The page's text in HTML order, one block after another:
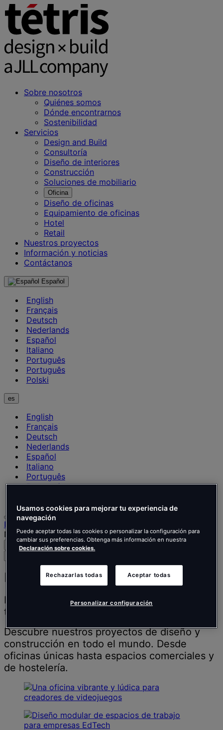
Sobre nosotros
Quiénes somos
Dónde encontrarnos
Sostenibilidad
Servicios
Design and Build
Consultoría
Diseño de interiores
Construcción
Soluciones de mobiliario
Oficina
Diseño de oficinas
Equipamiento de oficinas
Hotel
Retail
Nuestros proyectos
Información y noticias
Contáctanos
Español
English
Français
Deutsch
Nederlands
Español
Italiano
Português
Português
Polski
es
English
Français
Deutsch
Nederlands
Español
Italiano
Português
Português
Inicio
Nuestro trabajo
Buscar Menú
Buscar
lugares,
noticias
y
opiniones
Nuestros proyectos
Inspirar a la gente para que piense mejor,
trabaje mejor y viva mejor.
Descubre nuestros proyectos de diseño y
construcción en todo el mundo. Desde
oficinas únicas hasta espacios comerciales y
de hostelería.
Usamos cookies para mejorar tu experiencia de
navegación
Puede aceptar todas las cookies o personalizar la configuración para
cambiar sus preferencias. Obtenga más información en nuestra
Declaración sobre cookies.
Rechazarlas todas Aceptar todas
Personalizar configuración